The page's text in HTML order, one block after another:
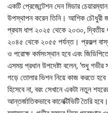
একটি প্রেজেন্টেশন দেন মিডার
উপস্থাপন করেন তিনি। আশিক চৌধুরী
প্রথম ধাপ ২০২৫ থেকে ২০৩০,
২০৪৫ থেকে ২০৫৫ পর্যন্ত। প্রকল্প
ও পরোক্ষ কর্মসংস্থান হবে এবং
এসময় প্রধান উপদেষ্টা বলেন, ‘শুধু
গড়ে তোলার ভিশন নিয়ে কাজ করতে
হিসেবে না, বরং সেখানে একটা নতুন
আন্তর্জাতিকভাবে কানেক্টিভিটি তৈরি